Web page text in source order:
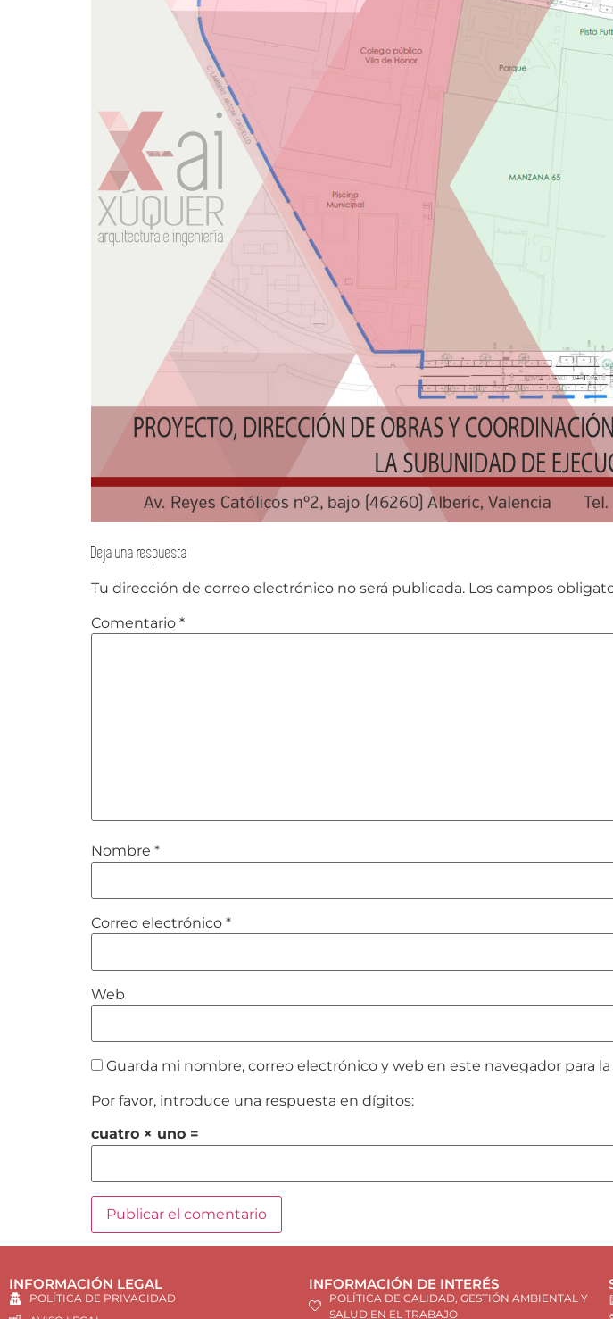
Deja una respuesta
Tu dirección de correo electrónico no será publicada. Los campos
Comentario *
Nombre *
Correo electrónico *
Web
Guarda mi nombre, correo electrónico y web en este navegador para
Por favor, introduce una respuesta en dígitos:
cuatro × uno =
INFORMACIÓN LEGAL
POLÍTICA DE PRIVACIDAD
INFORMACIÓN DE INTERÉS
POLÍTICA DE CALIDAD, GESTIÓN AMBIENTAL Y
SALUD EN EL TRABAJO